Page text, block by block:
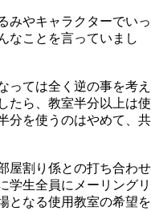
みやキャラクターでいっ
なことを言っていまし
っては全く逆の事を考え
たら、教室半分以上は使
分を使うのはやめて、共
屋割り係との打ち合わせ
学生全員にメーリングリ
となる使用教室の希望を